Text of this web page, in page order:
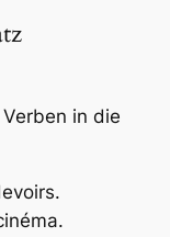
in die